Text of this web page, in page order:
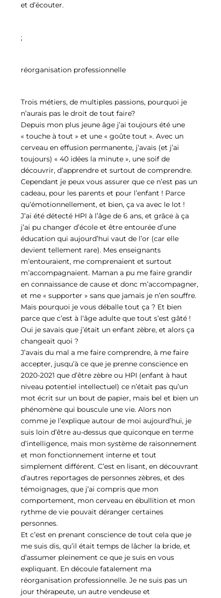
et d’écouter.
;
réorganisation professionnelle
Trois métiers, de multiples passions, pourquoi je
n’aurais pas le droit de tout faire?
Depuis mon plus jeune âge j’ai toujours été une
« touche à tout » et une « goûte tout ». Avec un
cerveau en effusion permanente, j’avais (et j’ai
toujours) « 40 idées la minute », une soif de
découvrir, d’apprendre et surtout de comprendre.
Cependant je peux vous assurer que ce n’est pas un
cadeau, pour les parents et pour l’enfant ! Parce
qu’émotionnellement, et bien, ça va avec le lot !
J’ai été détecté HPI à l’âge de 6 ans, et grâce à ça
j’ai pu changer d’école et être entourée d’une
éducation qui aujourd’hui vaut de l’or (car elle
devient tellement rare). Mes enseignants
m’entouraient, me comprenaient et surtout
m’accompagnaient. Maman a pu me faire grandir
en connaissance de cause et donc m’accompagner,
et me « supporter » sans que jamais je n’en souffre.
Mais pourquoi je vous déballe tout ça ? Et bien
parce que c’est à l’âge adulte que tout s’est gâté !
Oui je savais que j’était un enfant zèbre, et alors ça
changeait quoi ?
J’avais du mal a me faire comprendre, à me faire
accepter, jusqu’à ce que je prenne conscience en
2020-2021 que d’être zèbre ou HPI (enfant à haut
niveau potentiel intellectuel) ce n’était pas qu’un
mot écrit sur un bout de papier, mais bel et bien un
phénomène qui bouscule une vie. Alors non
comme je l’explique autour de moi aujourd’hui, je
suis loin d’être au-dessus que quiconque en terme
d’intelligence, mais mon système de raisonnement
et mon fonctionnement interne et tout
simplement différent. C’est en lisant, en découvrant
d’autres reportages de personnes zèbres, et des
témoignages, que j’ai compris que mon
comportement, mon cerveau en ébullition et mon
rythme de vie pouvait déranger certaines
personnes.
Et c’est en prenant conscience de tout cela que je
me suis dis, qu’il était temps de lâcher la bride, et
d’assumer pleinement ce que je suis en vous
expliquant. En découle fatalement ma
réorganisation professionnelle. Je ne suis pas un
jour thérapeute, un autre vendeuse et